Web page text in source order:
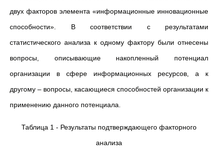
двух факторов элемента «информационные инновационные
способности». В соответствии с результатами
статистического анализа к одному фактору были отнесены
вопросы, описывающие накопленный потенциал
организации в сфере информационных ресурсов, а к
другому – вопросы, касающиеся способностей организации к
применению данного потенциала.
Таблица 1 - Результаты подтверждающего факторного
анализа